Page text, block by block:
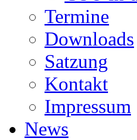
Termine
Downloads
Satzung
Kontakt
Impressum
News